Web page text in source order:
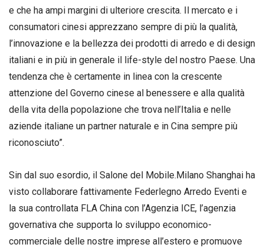
e che ha ampi margini di ulteriore crescita. Il mercato e i
consumatori cinesi apprezzano sempre di più la qualità,
l’innovazione e la bellezza dei prodotti di arredo e di design
italiani e in più in generale il life-style del nostro Paese. Una
tendenza che è certamente in linea con la crescente
attenzione del Governo cinese al benessere e alla qualità
della vita della popolazione che trova nell’Italia e nelle
aziende italiane un partner naturale e in Cina sempre più
riconosciuto”.
Sin dal suo esordio, il Salone del Mobile.Milano Shanghai ha
visto collaborare fattivamente Federlegno Arredo Eventi e
la sua controllata FLA China con l’Agenzia ICE, l’agenzia
governativa che supporta lo sviluppo economico-
commerciale delle nostre imprese all’estero e promuove